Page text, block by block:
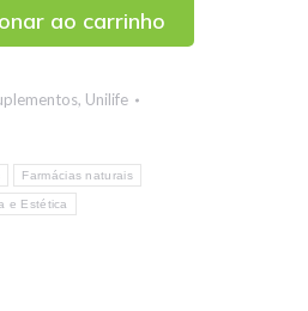
ao carrinho
, Unilife
Farmácias naturais
e Estética